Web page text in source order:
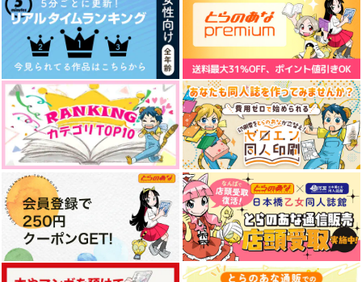
赤井秀一×安室透
サンプル
作品詳細
カイザー×潔世一
サンプル
作品詳細
流川楓×三井寿
サンプル
作品詳細